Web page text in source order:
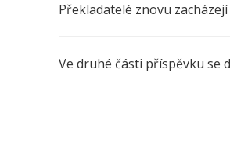
Překladatelé znovu
Ve druhé části příspěvku se